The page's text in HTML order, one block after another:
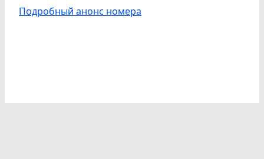
Подробный анонс номера